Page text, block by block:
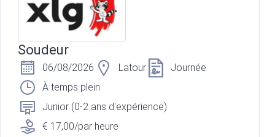
ations, accompagner les collaborateurs et veiller au
respect des standards de qualité ? Cette opportunit
é est faite pour vous.
Soudeur
06/08/2026 Latour
Journée
À temps plein
Junior (0-2 ans d'expérience)
€ 17,00/par heure